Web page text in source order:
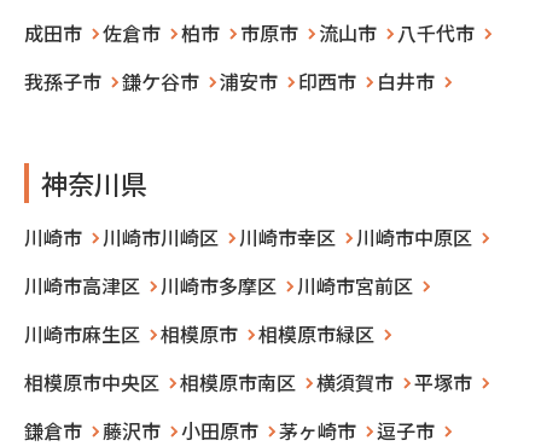
成田市
佐倉市 柏市 市原市 流山市
八千代市
我孫子市
鎌ケ谷市 浦安市 印西市 白井市
神奈川県
川崎市 川崎市川崎区 川崎市幸区
川崎市中原区
川崎市高津区
川崎市多摩区
川崎市宮前区
川崎市麻生区
相模原市
相模原市緑区
相模原市中央区
相模原市南区 横須賀市
平塚市
鎌倉市
藤沢市 小田原市 茅ヶ崎市
逗子市